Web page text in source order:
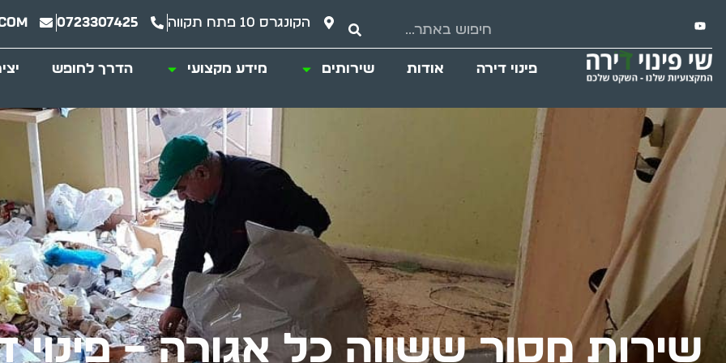
הקונגרס 10 פתח תקווה 0723307425
פינוי דירה אודות שירותים מידע מקצועי הדרך לחופש
שירות מסור ששווה כל אגורה – פינוי